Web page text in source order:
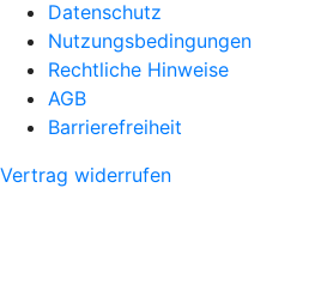
Datenschutz
Nutzungsbedingungen
Rechtliche Hinweise
AGB
Barrierefreiheit
Vertrag widerrufen